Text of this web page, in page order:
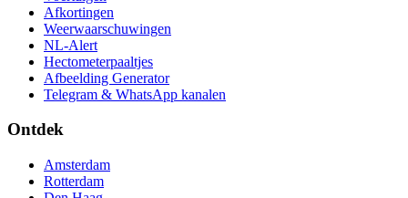
Afkortingen
Weerwaarschuwingen
NL-Alert
Hectometerpaaltjes
Afbeelding Generator
Telegram & WhatsApp kanalen
Ontdek
Amsterdam
Rotterdam